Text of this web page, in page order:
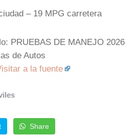
– 19 MPG carretera
PRUEBAS DE MANEJO 2026
de Autos
a la fuente
Share